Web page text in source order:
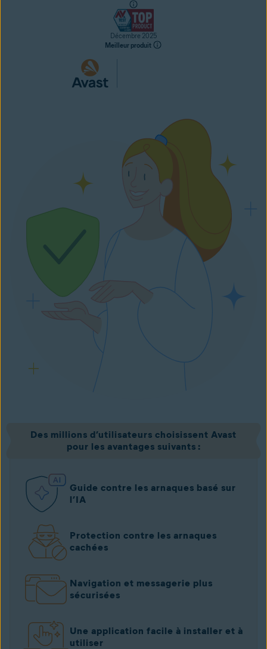
Décembre 2025
Meilleur produit
Des millions d’utilisateurs choisissent Avast
pour les avantages suivants :
Guide contre les arnaques basé sur
l’IA
Protection contre les arnaques
cachées
Navigation et messagerie plus
sécurisées
Une application facile à installer et à
utiliser